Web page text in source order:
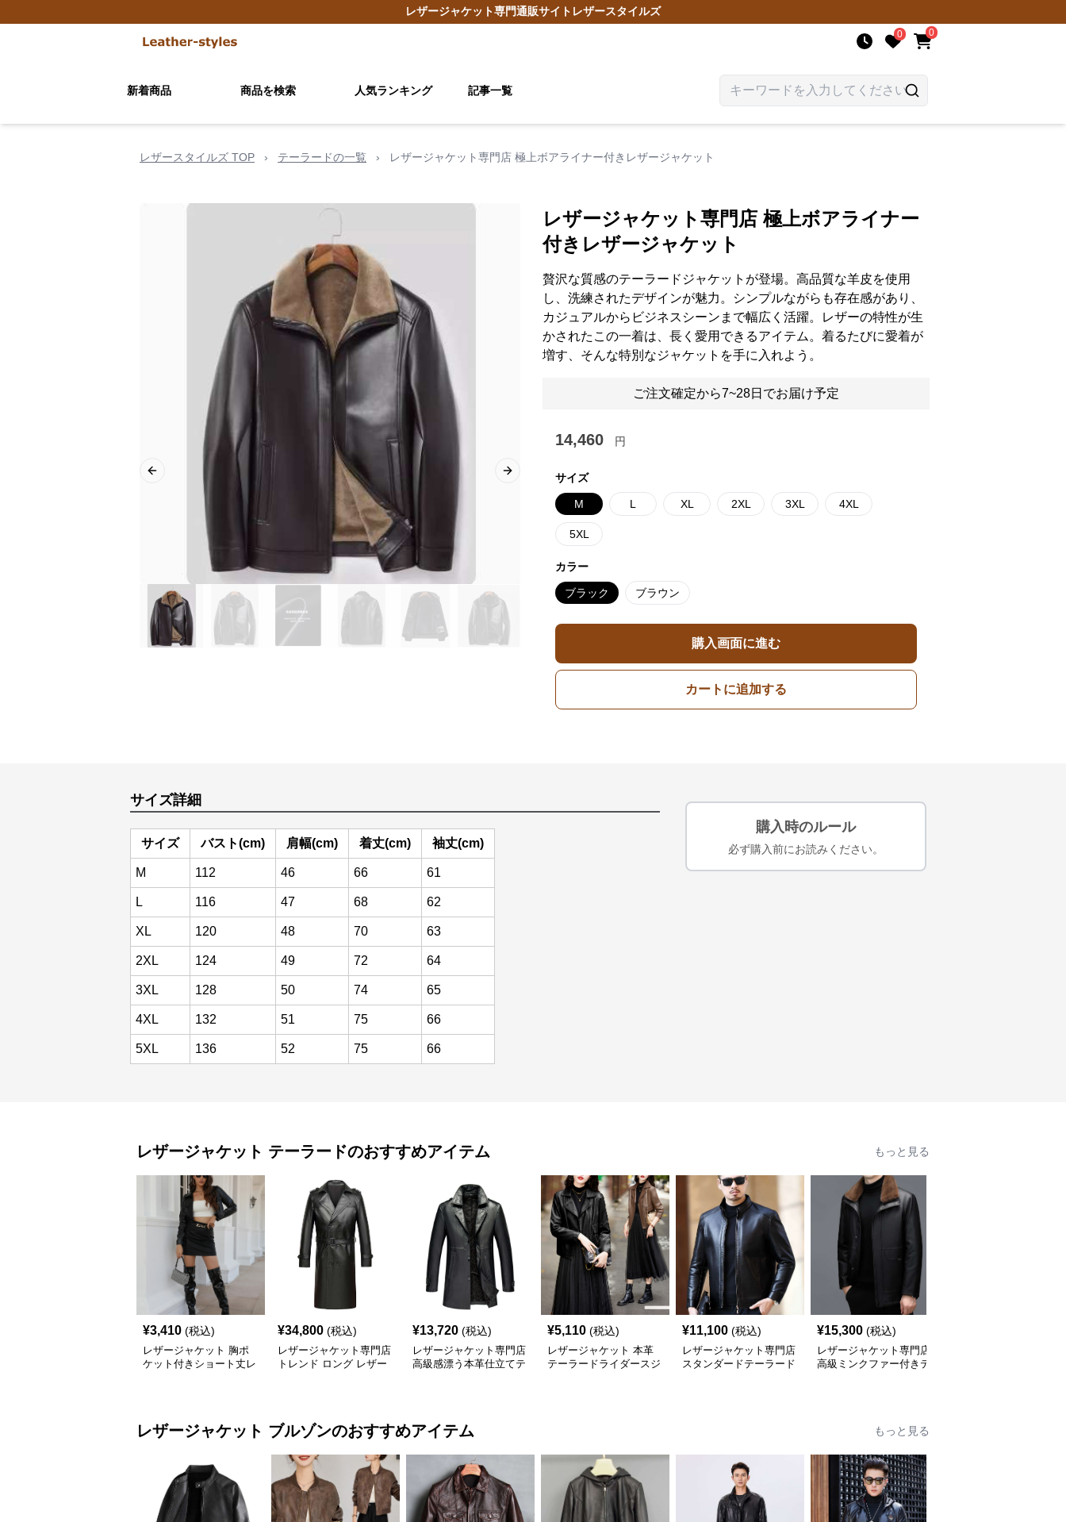
レザージャケット専門通販サイト レザースタイルズ
0 0
新着商品 商品を検索 人気ランキング 記事一覧
レザースタイルズ TOP › テーラードの一覧 › レザージャケット専門店 極上ボアライナー付きレザージャケット
Previous slide Next slide
レザージャケット専門店 極上ボアライナー
付きレザージャケット
贅沢な質感のテーラードジャケットが登場。高品質な羊皮を使用
し、洗練されたデザインが魅力。シンプルながらも存在感があり、
カジュアルからビジネスシーンまで幅広く活躍。レザーの特性が生
かされたこの一着は、長く愛用できるアイテム。着るたびに愛着が
増す、そんな特別なジャケットを手に入れよう。
ご注文確定から7~28日でお届け予定
14,460 円
サイズ
M L XL 2XL 3XL 4XL
5XL
カラー
ブラック ブラウン
購入画面に進む
カートに追加する
サイズ詳細
サイズ バスト(cm) 肩幅(cm) 着丈(cm) 袖丈(cm)
M 112 46 66 61
L 116 47 68 62
XL 120 48 70 63
2XL 124 49 72 64
3XL 128 50 74 65
4XL 132 51 75 66
5XL 136 52 75 66
購入時のルール
必ず購入前にお読みください。
レザージャケット テーラードのおすすめアイテム もっと見る
¥3,410 (税込)
レザージャケット 胸ポ
ケット付きショート丈レ
¥34,800 (税込)
レザージャケット専門店
トレンド ロング レザー
¥13,720 (税込)
レザージャケット専門店
高級感漂う本革仕立てテ
¥5,110 (税込)
レザージャケット 本革
テーラードライダースジ
¥11,100 (税込)
レザージャケット専門店
スタンダードテーラード
¥15,300 (税込)
レザージャケット専門店
高級ミンクファー付きテ
レザージャケット ブルゾンのおすすめアイテム もっと見る